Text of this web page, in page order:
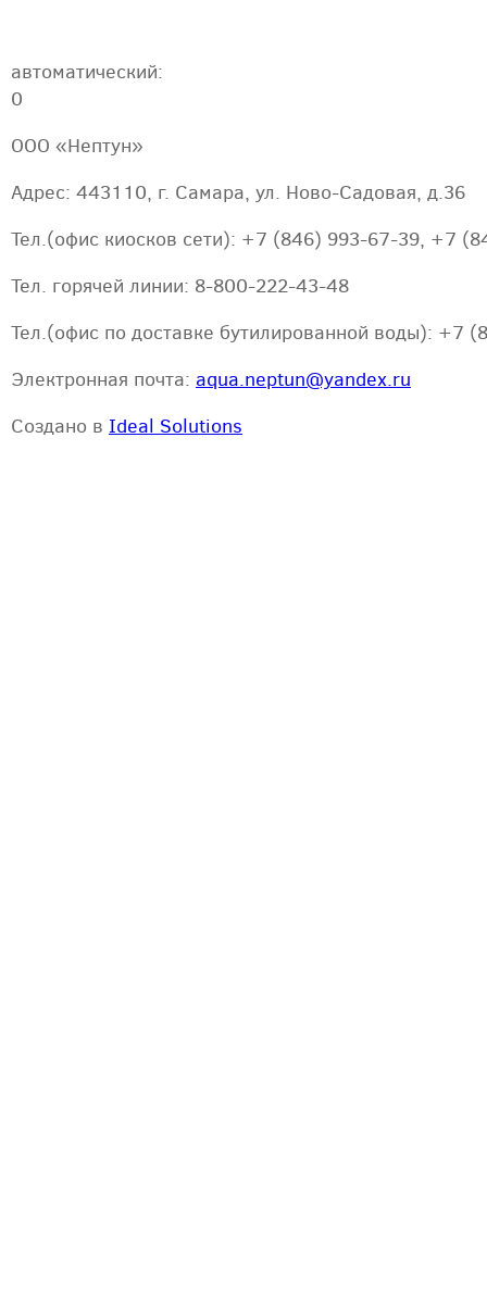
автоматический:
0
ООО «Нептун»
Адрес: 443110, г. Самара, ул. Ново-Садовая, д.36
Тел.(офис киосков сети): +7 (846) 993-67-39, +7
Тел. горячей линии: 8-800-222-43-48
Тел.(офис по доставке бутилированной воды):
Электронная почта: aqua.neptun@yandex.ru
Создано в Ideal Solutions